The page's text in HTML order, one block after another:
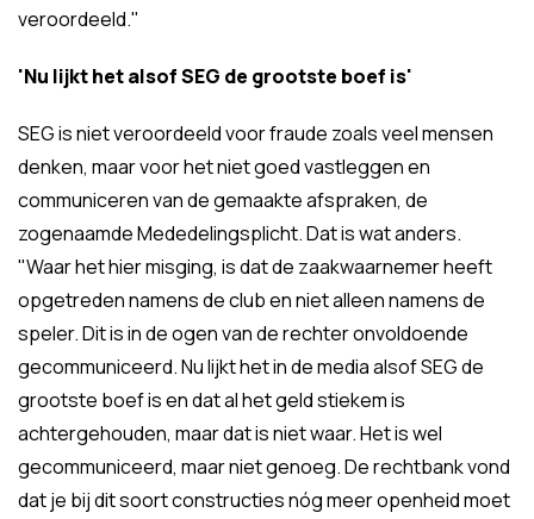
veroordeeld."
'Nu lijkt het alsof SEG de grootste boef is'
SEG is niet veroordeeld voor fraude zoals veel mensen
denken, maar voor het niet goed vastleggen en
communiceren van de gemaakte afspraken, de
zogenaamde Mededelingsplicht. Dat is wat anders.
"Waar het hier misging, is dat de zaakwaarnemer heeft
opgetreden namens de club en niet alleen namens de
speler. Dit is in de ogen van de rechter onvoldoende
gecommuniceerd. Nu lijkt het in de media alsof SEG de
grootste boef is en dat al het geld stiekem is
achtergehouden, maar dat is niet waar. Het is wel
gecommuniceerd, maar niet genoeg. De rechtbank vond
dat je bij dit soort constructies nóg meer openheid moet